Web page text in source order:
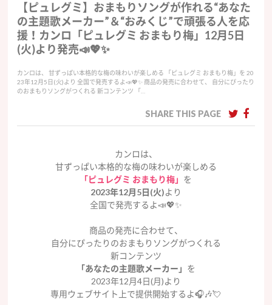
【ピュレグミ】おまもりソングが作れる“あなた
の主題歌メーカー”＆“おみくじ”で頑張る人を応
援！カンロ「ピュレグミ おまもり梅」12月5日
(火)より発売📣💖✨
カンロは、 甘ずっぱい本格的な梅の味わいが楽しめる 「ピュレグミ おまもり梅」を 20
23年12月5日(火)より 全国で発売するよ📣💖✨ 商品の発売に合わせて、 自分にぴったり
のおまもりソングがつくれる 新コンテンツ 「…
SHARE THIS PAGE
カンロは、
甘ずっぱい本格的な梅の味わいが楽しめる
「ピュレグミ おまもり梅」 を
2023年12月5日(火)より
全国で発売するよ📣💖✨
商品の発売に合わせて、
自分にぴったりのおまもりソングがつくれる
新コンテンツ
「あなたの主題歌メーカー」 を
2023年12月4日(月)より
専用ウェブサイト上で提供開始するよ🎧🎶💘